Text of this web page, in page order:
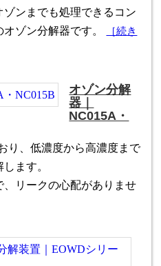
ンまでも処理できるコン
ゾン分解器です。
［続き
オゾン分解
器｜
NC015A・
り、低濃度から高濃度まで
ます。
リークの心配がありませ